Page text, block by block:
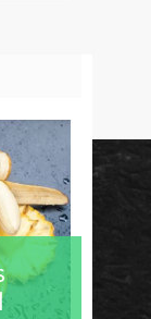
en México
redes